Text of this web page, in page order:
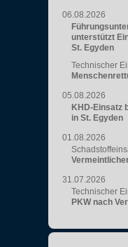
06.08.2026
unterstützt
St. Egyden
Technischer
05.08.2026
KHD-Einsatz
in St. Egyden
01.08.2026
31.07.2026
Technischer
PKW nach